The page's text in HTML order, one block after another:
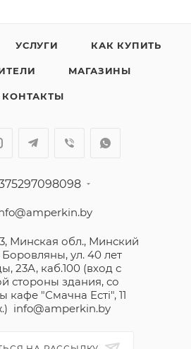
УСЛУГИ КАК КУПИТЬ
МАГАЗИНЫ
КОНТАКТЫ
Минская обл., Минский
Боровляны, ул. 40 лет
23А, каб.100 (вход с
стороны здания, со
кафе "Смачна Естi", 11
info@amperkin.by